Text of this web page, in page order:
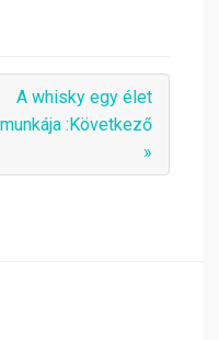
A whisky egy élet
munkája :Következő
»